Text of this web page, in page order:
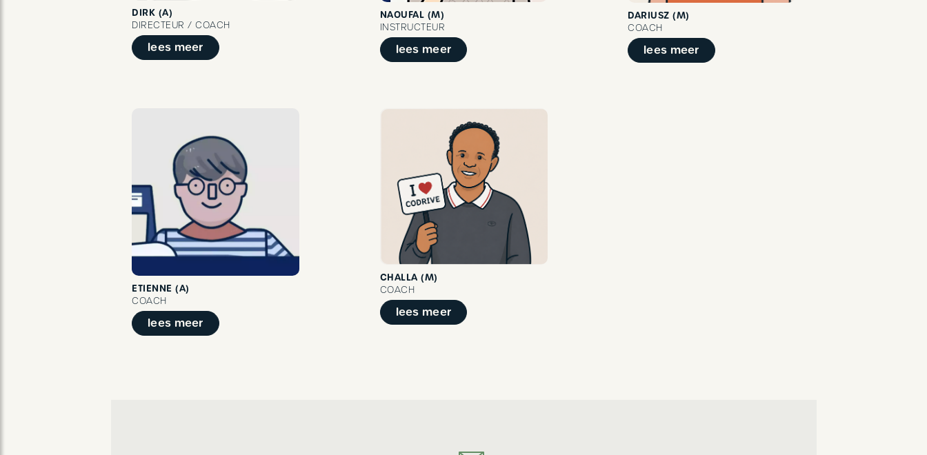
DIRK (A)
DIRECTEUR / COACH
lees meer
NAOUFAL (M)
INSTRUCTEUR
lees meer
ETIENNE (A)
COACH
lees meer
DARIUSZ (M)
COACH
lees meer
CHALLA (M)
COACH
lees meer